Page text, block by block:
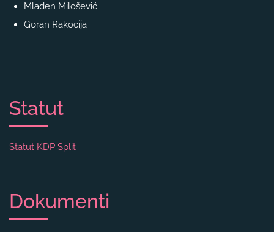
Mladen Milošević
Goran Rakocija
Statut
Statut KDP Split
Dokumenti